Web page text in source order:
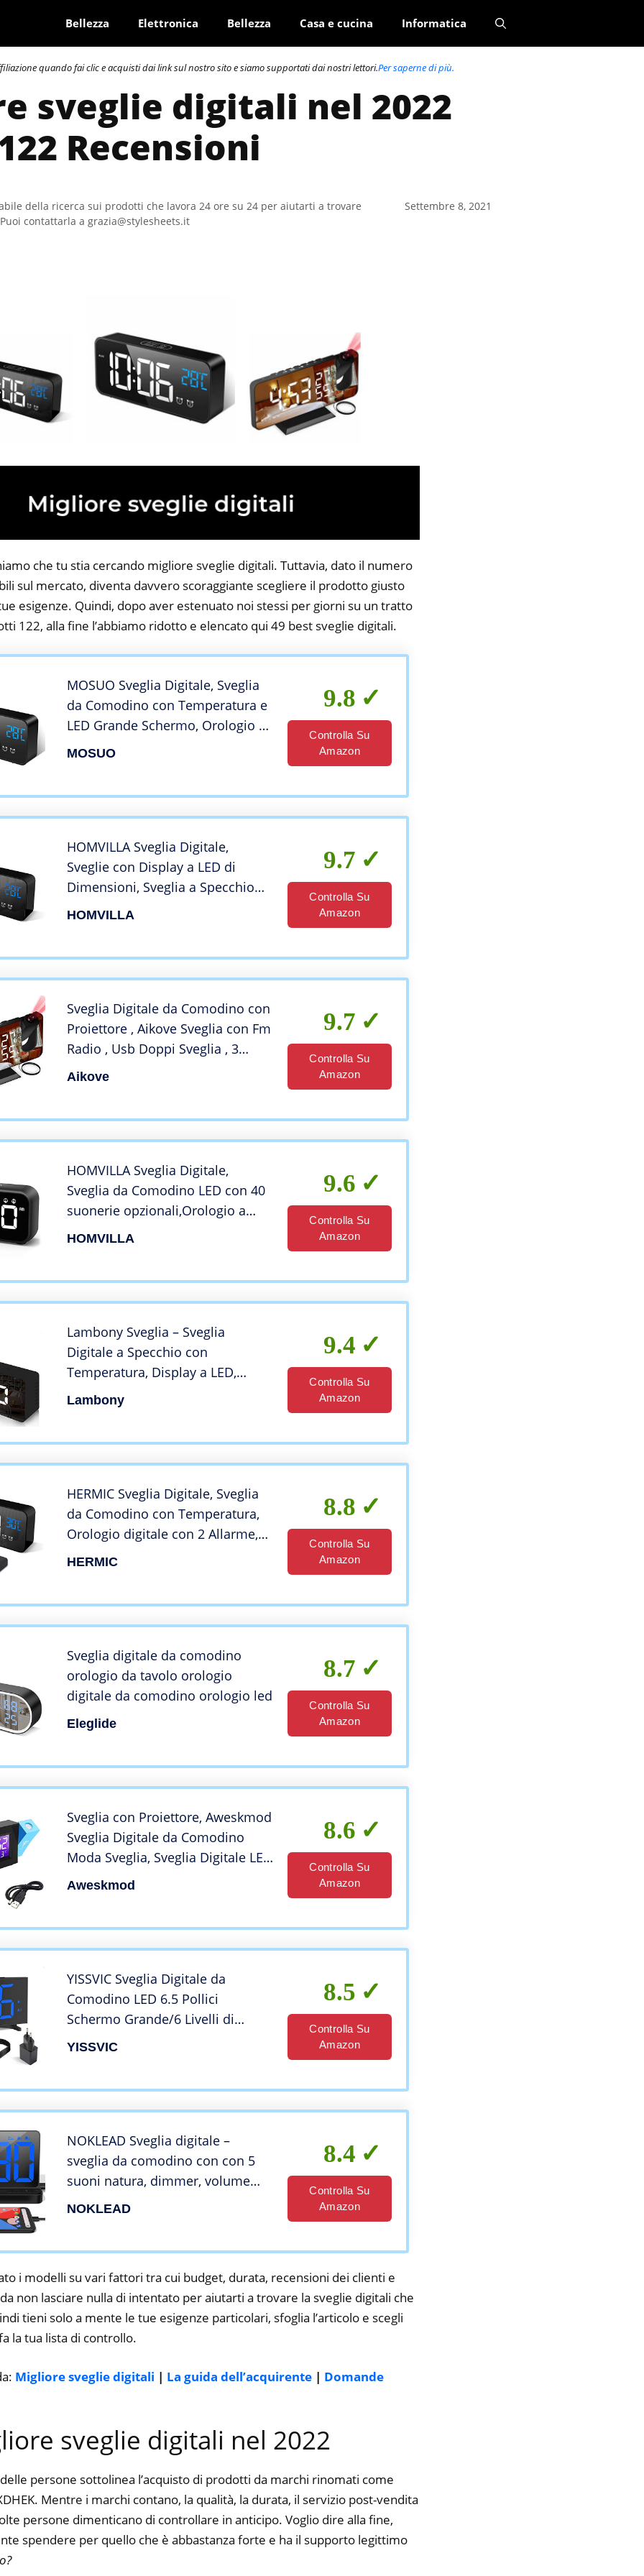
Bellezza Elettronica Bellezza Casa e cucina Informatica
quando fai clic e acquisti dai link sul nostro sito e siamo supportati dai nostri lettori.Per saperne di più.
sveglie digitali nel 2022
Recensioni
della ricerca sui prodotti che lavora 24 ore su 24 per aiutarti a trovare
contattarla a grazia@stylesheets.it
Settembre 8, 2021
che tu stia cercando migliore sveglie digitali. Tuttavia, dato il numero
sul mercato, diventa davvero scoraggiante scegliere il prodotto giusto
esigenze. Quindi, dopo aver estenuato noi stessi per giorni su un tratto
122, alla fine l’abbiamo ridotto e elencato qui 49 best sveglie digitali.
MOSUO Sveglia Digitale, Sveglia
da Comodino con Temperatura e
LED Grande Schermo, Orologio a
Specchio con 2 Allarme, Snooze,
MOSUO
9.8
Controlla Su
Amazon
HOMVILLA Sveglia Digitale,
Sveglie con Display a LED di
Dimensioni, Sveglia a Specchio
Portatile con Doppio Allarme,
HOMVILLA
9.7
Controlla Su
Amazon
Sveglia Digitale da Comodino con
Proiettore , Aikove Sveglia con Fm
Radio , Usb Doppi Sveglia , 3
Livelli Luminosità, Snooze e 15
Aikove
9.7
Controlla Su
Amazon
HOMVILLA Sveglia Digitale,
Sveglia da Comodino LED con 40
suonerie opzionali,Orologio a
Specchio con Doppio Allarme,
HOMVILLA
9.6
Controlla Su
Amazon
Lambony Sveglia – Sveglia
Digitale a Specchio con
Temperatura, Display a LED,
luminosità Regolabile, USB e
alimentata a Batteria, per Camera
Lambony
9.4
Controlla Su
Amazon
HERMIC Sveglia Digitale, Sveglia
da Comodino con Temperatura,
Orologio digitale con 2 Allarme,
Snooze, 4 Livelli di luminosità,
HERMIC
8.8
Controlla Su
Amazon
Sveglia digitale da comodino
orologio da tavolo orologio
digitale da comodino orologio led
Eleglide
8.7
Controlla Su
Amazon
Sveglia con Proiettore, Aweskmod
Sveglia Digitale da Comodino
Moda Sveglia, Sveglia Digitale LED
con Stazione Tempo/LCD a
Aweskmod
8.6
Controlla Su
Amazon
YISSVIC Sveglia Digitale da
Comodino LED 6.5 Pollici
Schermo Grande/6 Livelli di
Luminosità/2 Livelli di
YISSVIC
8.5
Controlla Su
Amazon
NOKLEAD Sveglia digitale –
sveglia da comodino con con 5
suoni natura, dimmer, volume
della sveglia regolabile, orologio
NOKLEAD
8.4
Controlla Su
Amazon
i modelli su vari fattori tra cui budget, durata, recensioni dei clienti e
non lasciare nulla di intentato per aiutarti a trovare la sveglie digitali che
tieni solo a mente le tue esigenze particolari, sfoglia l’articolo e scegli
la tua lista di controllo.
Migliore sveglie digitali | La guida dell’acquirente | Domande
sveglie digitali nel 2022
persone sottolinea l’acquisto di prodotti da marchi rinomati come
Mentre i marchi contano, la qualità, la durata, il servizio post-vendita
persone dimenticano di controllare in anticipo. Voglio dire alla fine,
spendere per quello che è abbastanza forte e ha il supporto legittimo